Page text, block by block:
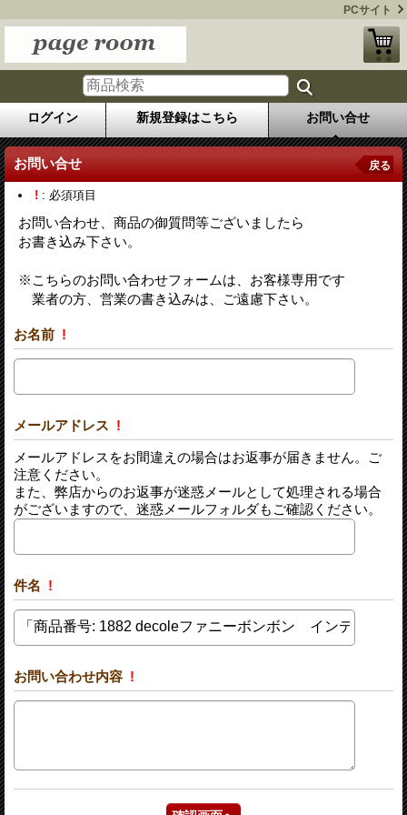
PCサイト
ログイン 新規登録はこちら お問い合せ
お問い合せ 戻る
! : 必須項目
お問い合わせ、商品の御質問等ございましたら
お書き込み下さい。
※こちらのお問い合わせフォームは、お客様専用です
業者の方、営業の書き込みは、ご遠慮下さい。
お名前 !
メールアドレス !
メールアドレスをお間違えの場合はお返事が届きません。ご
注意ください。
また、弊店からのお返事が迷惑メールとして処理される場合
がございますので、迷惑メールフォルダもご確認ください。
件名 !
お問い合わせ内容 !